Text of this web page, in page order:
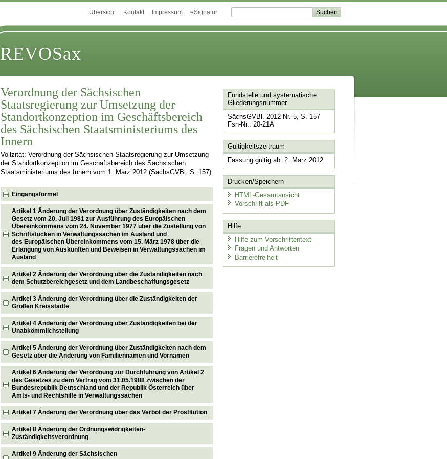
Übersicht Kontakt Impressum eSignatur
REVOSax
Verordnung der Sächsischen
Staatsregierung zur Umsetzung der
Standortkonzeption im Geschäftsbereich
des Sächsischen Staatsministeriums des
Innern
Vollzitat: Verordnung der Sächsischen Staatsregierung zur Umsetzung
der Standortkonzeption im Geschäftsbereich des Sächsischen
Staatsministeriums des Innern vom 1. März 2012 (SächsGVBl. S. 157)
Eingangsformel
Artikel 1 Änderung der Verordnung über Zuständigkeiten nach dem
Gesetz vom 20. Juli 1981 zur Ausführung des Europäischen
Übereinkommens vom 24. November 1977 über die Zustellung von
Schriftstücken in Verwaltungssachen im Ausland und
des Europäischen Übereinkommens vom 15. März 1978 über die
Erlangung von Auskünften und Beweisen in Verwaltungssachen im
Ausland
Artikel 2 Änderung der Verordnung über die Zuständigkeiten nach
dem Schutzbereichgesetz und dem Landbeschaffungsgesetz
Artikel 3 Änderung der Verordnung über die Zuständigkeiten der
Großen Kreisstädte
Artikel 4 Änderung der Verordnung über Zuständigkeiten bei der
Unabkömmlichstellung
Artikel 5 Änderung der Verordnung über Zuständigkeiten nach dem
Gesetz über die Änderung von Familiennamen und Vornamen
Artikel 6 Änderung der Verordnung zur Durchführung von Artikel 2
des Gesetzes zu dem Vertrag vom 31.05.1988 zwischen der
Bundesrepublik Deutschland und der Republik Österreich über
Amts- und Rechtshilfe in Verwaltungssachen
Artikel 7 Änderung der Verordnung über das Verbot der Prostitution
Artikel 8 Änderung der Ordnungswidrigkeiten-
Zuständigkeitsverordnung
Artikel 9 Änderung der Sächsischen
Fundstelle und systematische
Gliederungsnummer
SächsGVBl. 2012 Nr. 5, S. 157
Fsn-Nr.: 20-21A
Gültigkeitszeitraum
Fassung gültig ab: 2. März 2012
Drucken/Speichern
HTML-Gesamtansicht
Vorschrift als PDF
Hilfe
Hilfe zum Vorschriftentext
Fragen und Antworten
Barrierefreiheit